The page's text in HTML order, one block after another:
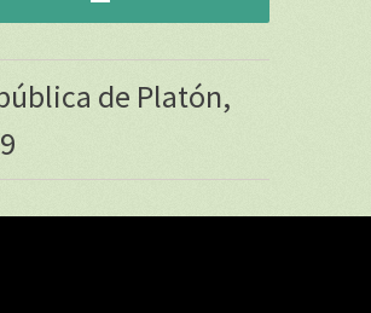
de Platón,